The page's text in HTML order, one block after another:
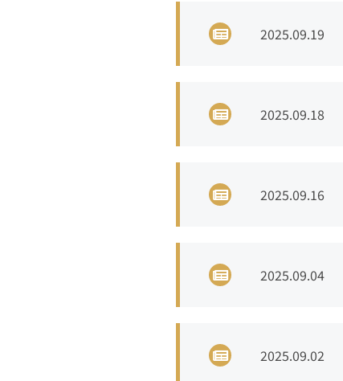
2025.09.19
2025.09.18
2025.09.16
2025.09.04
2025.09.02